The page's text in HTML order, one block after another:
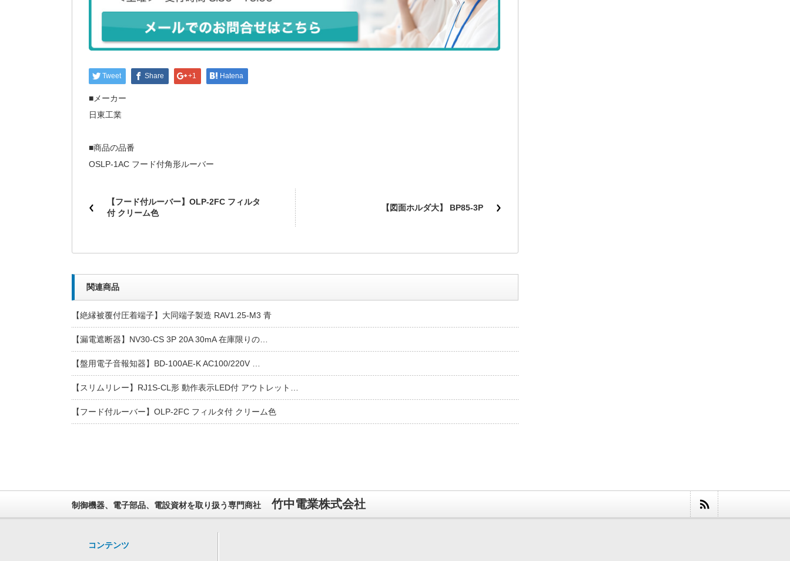
Tweet Share +1 Hatena
■メーカー
日東工業
■商品の品番
OSLP-1AC フード付角形ルーバー
【フード付ルーバー】OLP-2FC フィルタ
付 クリーム色
【図面ホルダ大】 BP85-3P
関連商品
【絶縁被覆付圧着端子】大同端子製造 RAV1.25-M3 青
【漏電遮断器】NV30-CS 3P 20A 30mA 在庫限りの…
【盤用電子音報知器】BD-100AE-K AC100/220V …
【スリムリレー】RJ1S-CL形 動作表示LED付 アウトレット…
【フード付ルーバー】OLP-2FC フィルタ付 クリーム色
制御機器、電子部品、電設資材を取り扱う専門商社 竹中電業株式会社
コンテンツ